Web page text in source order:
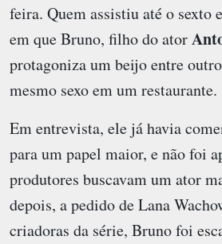
feira. Quem assistiu até o sexto
em que Bruno, filho do ator
protagoniza um beijo entre
mesmo sexo em um restaurante.
Em entrevista, ele já havia
para um papel maior, e não foi
produtores buscavam um ator
depois, a pedido de Lana
criadoras da série, Bruno foi